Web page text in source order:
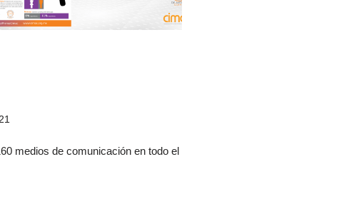
medios de comunicación en todo el